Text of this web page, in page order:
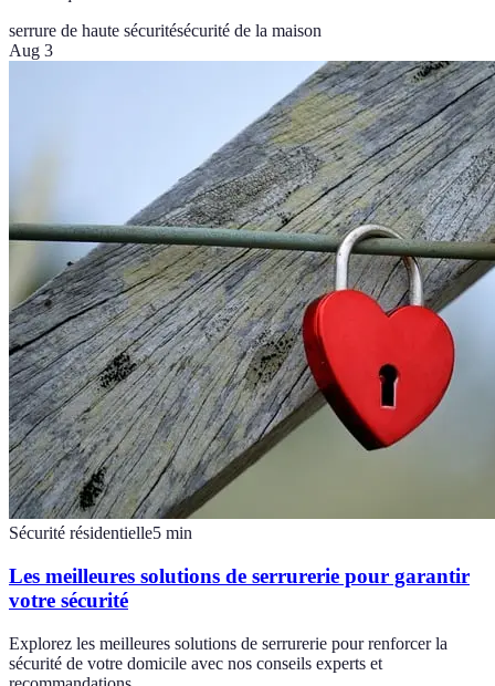
serrure de haute sécuritésécurité de la maison
Aug 3
Sécurité résidentielle5 min
Les meilleures solutions de serrurerie pour garantir
votre sécurité
Explorez les meilleures solutions de serrurerie pour renforcer la
sécurité de votre domicile avec nos conseils experts et